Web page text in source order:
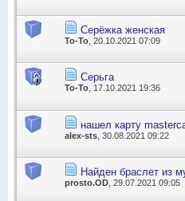
Серёжка женская
To-To , 20.10.2021 07:09
Серьга
To-To , 17.10.2021 19:36
нашел карту
alex-sts , 30.08.2021 09:22
Найден браслет из
prosto.OD , 29.07.2021 09:05